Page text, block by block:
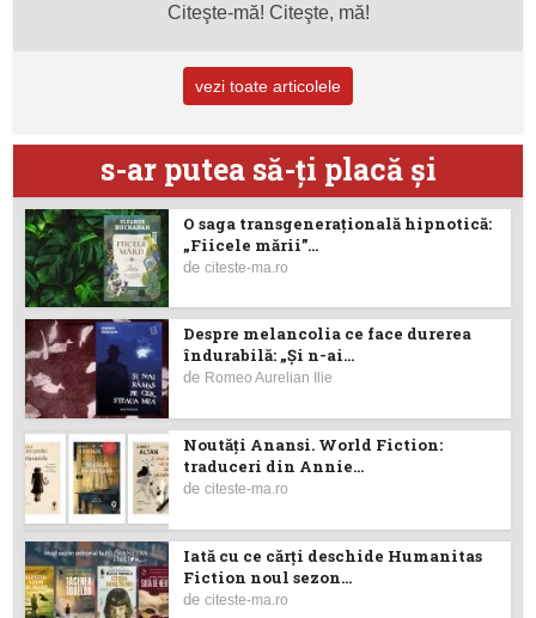
Citeşte-mă! Citeşte, mă!
vezi toate articolele
s-ar putea să-ţi placă şi
O saga transgenerațională hipnotică:
„Fiicele mării”...
deciteste-ma.ro
Despre melancolia ce face durerea
îndurabilă: „Și n-ai...
de Romeo Aurelian Ilie
Noutăţi Anansi. World Fiction:
traduceri din Annie...
deciteste-ma.ro
Iată cu ce cărţi deschide Humanitas
Fiction noul sezon...
deciteste-ma.ro